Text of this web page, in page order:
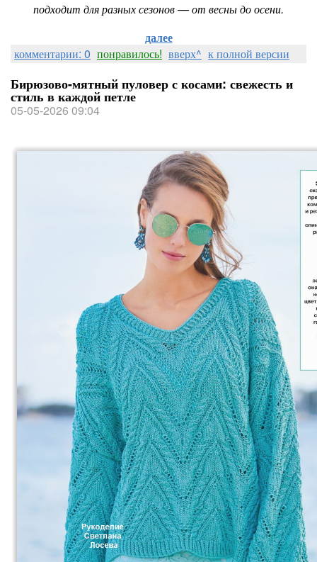
подходит для разных сезонов — от весны до осени.
далее
комментарии: 0 понравилось! вверх^ к полной версии
Бирюзово-мятный пуловер с косами: свежесть и
стиль в каждой петле
05-05-2026 09:04